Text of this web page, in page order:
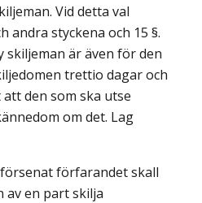
Vid detta val
andra styckena och 15 §.
är även för den
trettio dagar och
den som ska utse
om det. Lag
förfarandet skall
av en part skilja